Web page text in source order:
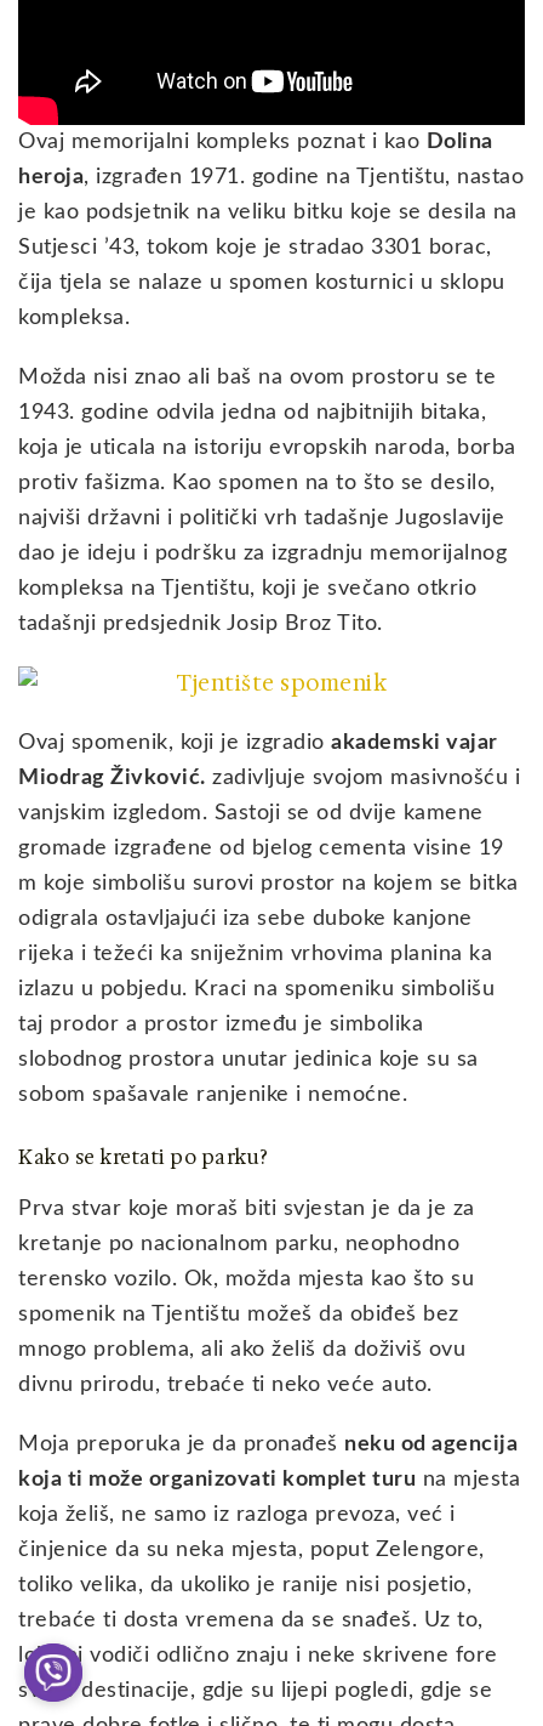
Ovaj memorijalni kompleks poznat i kao Dolina
heroja, izgrađen 1971. godine na Tjentištu, nastao
je kao podsjetnik na veliku bitku koje se desila na
Sutjesci ’43, tokom koje je stradao 3301 borac,
čija tjela se nalaze u spomen kosturnici u sklopu
kompleksa.
Možda nisi znao ali baš na ovom prostoru se te
1943. godine odvila jedna od najbitnijih bitaka,
koja je uticala na istoriju evropskih naroda, borba
protiv fašizma. Kao spomen na to što se desilo,
najviši državni i politički vrh tadašnje Jugoslavije
dao je ideju i podršku za izgradnju memorijalnog
kompleksa na Tjentištu, koji je svečano otkrio
tadašnji predsjednik Josip Broz Tito.
Ovaj spomenik, koji je izgradio akademski vajar
Miodrag Živković. zadivljuje svojom masivnošću i
vanjskim izgledom. Sastoji se od dvije kamene
gromade izgrađene od bjelog cementa visine 19
m koje simbolišu surovi prostor na kojem se bitka
odigrala ostavljajući iza sebe duboke kanjone
rijeka i težeći ka sniježnim vrhovima planina ka
izlazu u pobjedu. Kraci na spomeniku simbolišu
taj prodor a prostor između je simbolika
slobodnog prostora unutar jedinica koje su sa
sobom spašavale ranjenike i nemoćne.
Kako se kretati po parku?
Prva stvar koje moraš biti svjestan je da je za
kretanje po nacionalnom parku, neophodno
terensko vozilo. Ok, možda mjesta kao što su
spomenik na Tjentištu možeš da obiđeš bez
mnogo problema, ali ako želiš da doživiš ovu
divnu prirodu, trebaće ti neko veće auto.
Moja preporuka je da pronađeš neku od agencija
koja ti može organizovati komplet turu na mjesta
koja želiš, ne samo iz razloga prevoza, već i
činjenice da su neka mjesta, poput Zelengore,
toliko velika, da ukoliko je ranije nisi posjetio,
trebaće ti dosta vremena da se snađeš. Uz to,
lokalni vodiči odlično znaju i neke skrivene fore
svake destinacije, gdje su lijepi pogledi, gdje se